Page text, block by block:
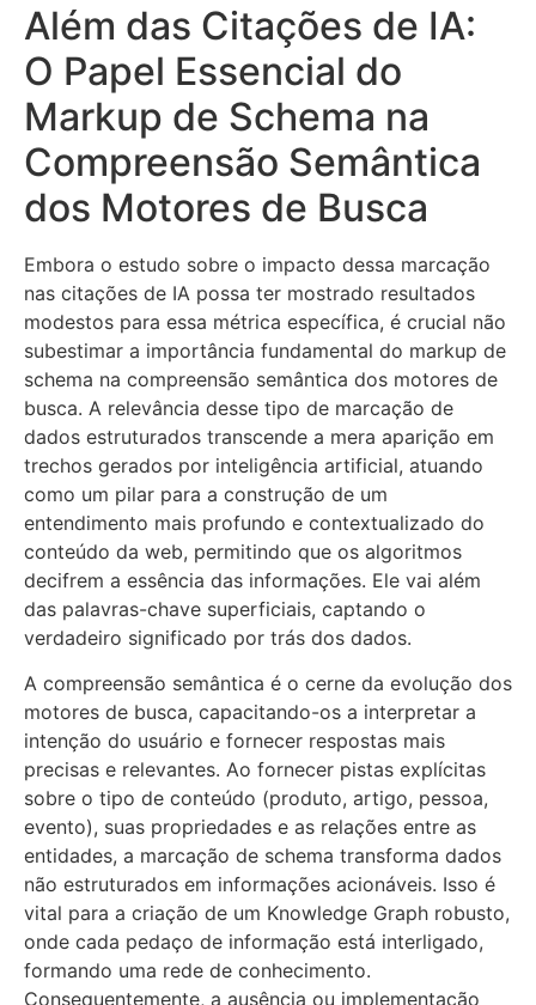
Além das Citações de IA:
O Papel Essencial do
Markup de Schema na
Compreensão Semântica
dos Motores de Busca
Embora o estudo sobre o impacto dessa marcação
nas citações de IA possa ter mostrado resultados
modestos para essa métrica específica, é crucial não
subestimar a importância fundamental do markup de
schema na compreensão semântica dos motores de
busca. A relevância desse tipo de marcação de
dados estruturados transcende a mera aparição em
trechos gerados por inteligência artificial, atuando
como um pilar para a construção de um
entendimento mais profundo e contextualizado do
conteúdo da web, permitindo que os algoritmos
decifrem a essência das informações. Ele vai além
das palavras-chave superficiais, captando o
verdadeiro significado por trás dos dados.
A compreensão semântica é o cerne da evolução dos
motores de busca, capacitando-os a interpretar a
intenção do usuário e fornecer respostas mais
precisas e relevantes. Ao fornecer pistas explícitas
sobre o tipo de conteúdo (produto, artigo, pessoa,
evento), suas propriedades e as relações entre as
entidades, a marcação de schema transforma dados
não estruturados em informações acionáveis. Isso é
vital para a criação de um Knowledge Graph robusto,
onde cada pedaço de informação está interligado,
formando uma rede de conhecimento.
Consequentemente, a ausência ou implementação